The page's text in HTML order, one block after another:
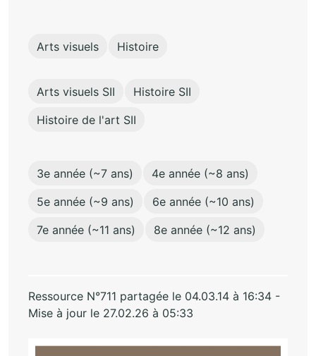
Arts visuels Histoire
Arts visuels SII
Histoire SII
Histoire de l'art SII
3e année (~7 ans)
4e année (~8 ans)
5e année (~9 ans)
6e année (~10 ans)
7e année (~11 ans)
8e année (~12 ans)
Ressource N°711 partagée le 04.03.14 à 16:34 -
Mise à jour le 27.02.26 à 05:33